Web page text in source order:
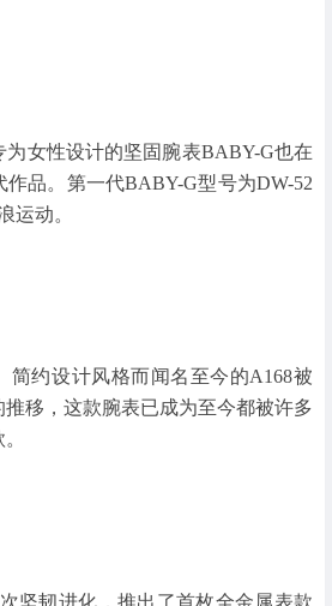
女性设计的坚固腕表BABY-G也在
作品。第一代BABY-G型号为DW-52
运动。
简约设计风格而闻名至今的A168被
移，这款腕表已成为至今都被许多
坚韧进化，推出了首枚全金属表款